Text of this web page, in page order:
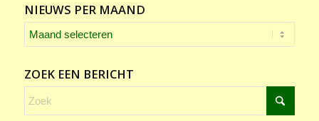
NIEUWS PER MAAND
ZOEK EEN BERICHT